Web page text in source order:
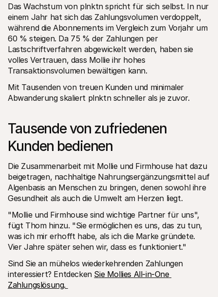
Das Wachstum von plnktn spricht für sich selbst. In nur
einem Jahr hat sich das Zahlungsvolumen verdoppelt,
während die Abonnements im Vergleich zum Vorjahr um
60 % steigen. Da 75 % der Zahlungen per
Lastschriftverfahren abgewickelt werden, haben sie
volles Vertrauen, dass Mollie ihr hohes
Transaktionsvolumen bewältigen kann.
Mit Tausenden von treuen Kunden und minimaler
Abwanderung skaliert plnktn schneller als je zuvor.
Tausende von zufriedenen
Kunden bedienen
Die Zusammenarbeit mit Mollie und Firmhouse hat dazu
beigetragen, nachhaltige Nahrungsergänzungsmittel auf
Algenbasis an Menschen zu bringen, denen sowohl ihre
Gesundheit als auch die Umwelt am Herzen liegt.
"Mollie und Firmhouse sind wichtige Partner für uns",
fügt Thom hinzu. "Sie ermöglichen es uns, das zu tun,
was ich mir erhofft habe, als ich die Marke gründete.
Vier Jahre später sehen wir, dass es funktioniert."
Sind Sie an mühelos wiederkehrenden Zahlungen
interessiert? Entdecken Sie Mollies All-in-One
Zahlungslösung.